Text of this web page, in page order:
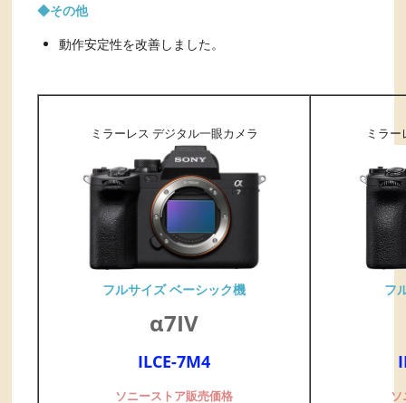
◆その他
動作安定性を改善しました。
ミラーレス デジタル一眼カメラ
フルサイズ ベーシック機
α7IV
ILCE-7M4
ソニーストア販売価格
ミラ
フ
ソ